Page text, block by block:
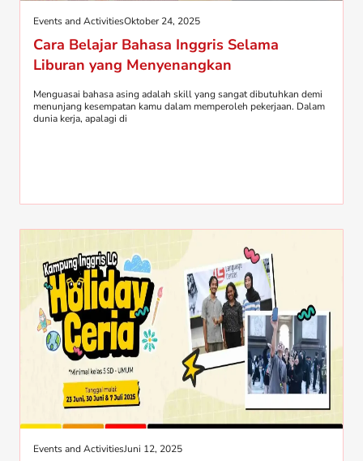
Events and ActivitiesOktober 24, 2025
Cara Belajar Bahasa Inggris Selama
Liburan yang Menyenangkan
Menguasai bahasa asing adalah skill yang sangat dibutuhkan demi
menunjang kesempatan kamu dalam memperoleh pekerjaan. Dalam
dunia kerja, apalagi di
Events and ActivitiesJuni 12, 2025